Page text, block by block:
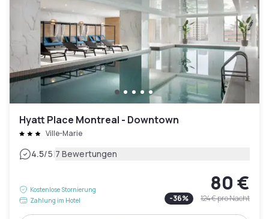
Hyatt Place Montreal - Downtown
Ville-Marie
4.5/5|7 Bewertungen
Kostenlose Stornierung
Zahlung im Hotel
80 €
-36% 124 €pro Nacht